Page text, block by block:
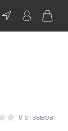
0 отзывов